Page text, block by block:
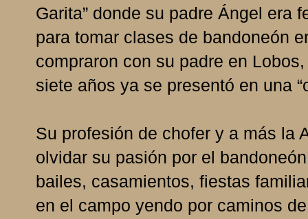
Garita” donde su padre Ángel era
para tomar clases de bandoneón
compraron con su padre en
siete años ya se presentó en una
Su profesión de chofer y a más la
olvidar su pasión por el
bailes, casamientos, fiestas
en el campo yendo por caminos